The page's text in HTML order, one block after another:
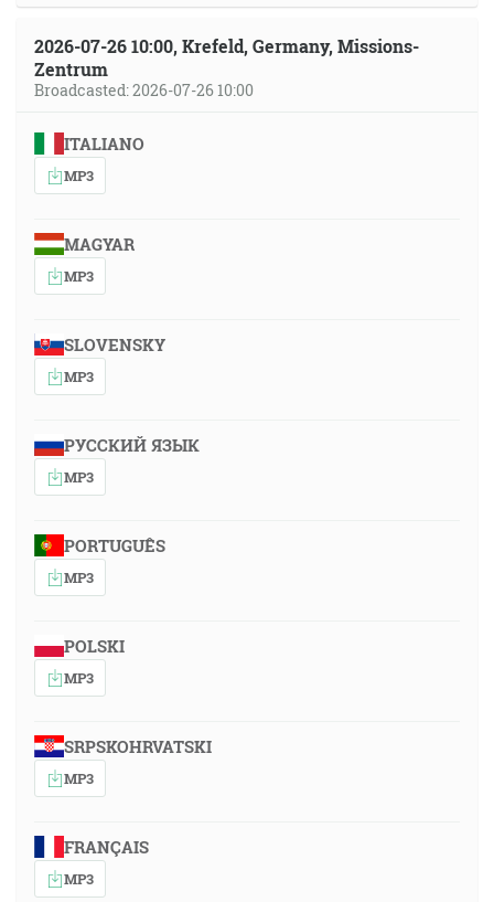
2026-07-26 10:00, Krefeld, Germany, Missions-
Zentrum
Broadcasted: 2026-07-26 10:00
ITALIANO
MP3
MAGYAR
MP3
SLOVENSKY
MP3
РУССКИЙ ЯЗЫК
MP3
PORTUGUÊS
MP3
POLSKI
MP3
SRPSKOHRVATSKI
MP3
FRANÇAIS
MP3